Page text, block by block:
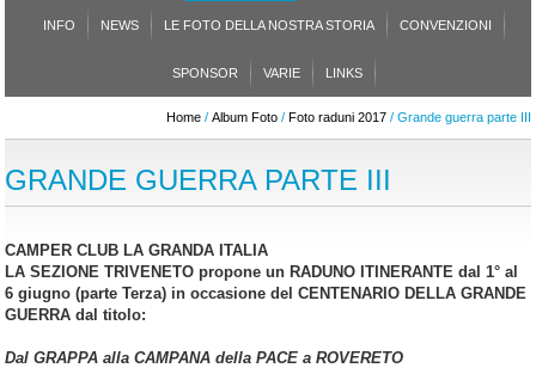
INFO NEWS LE FOTO DELLA NOSTRA STORIA CONVENZIONI
SPONSOR VARIE LINKS
Home/ Album Foto/ Foto raduni 2017/ Grande guerra parte III
GRANDE GUERRA PARTE III
CAMPER CLUB LA GRANDA ITALIA
LA SEZIONE TRIVENETO propone un RADUNO ITINERANTE dal 1° al
6 giugno (parte Terza) in occasione del CENTENARIO DELLA GRANDE
GUERRA dal titolo:
Dal GRAPPA alla CAMPANA della PACE a ROVERETO